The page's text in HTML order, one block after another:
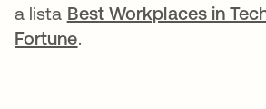
a lista Best Workplaces in
Fortune.